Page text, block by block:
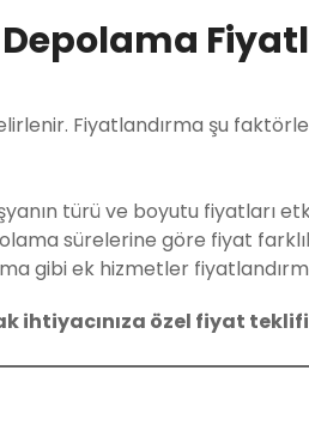
Fiyatlandırma şu
türü ve boyutu fiyatları
sürelerine göre fiyat
gibi ek hizmetler
özel fiyat